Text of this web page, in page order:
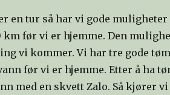
en tur så har vi gode muligheter
før vi er hjemme. Den
vi kommer. Vi har tre gode
før vi er hjemme. Etter å ha
med en skvett Zalo. Så kjører vi